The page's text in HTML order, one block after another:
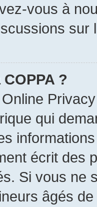
vous à
sur
?
qui
écrit des
Si vous ne
âgés